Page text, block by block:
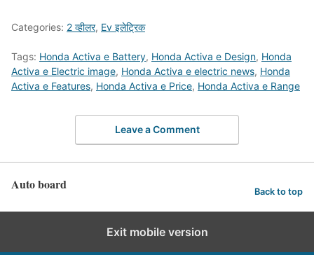
Categories: 2 व्हीलर, Ev इलेट्रिक
Tags: Honda Activa e Battery, Honda Activa e Design, Honda
Activa e Electric image, Honda Activa e electric news, Honda
Activa e Features, Honda Activa e Price, Honda Activa e Range
Leave a Comment
Auto board Back to top
Exit mobile version